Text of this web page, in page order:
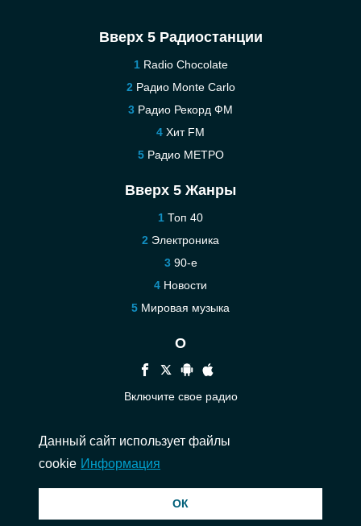
Вверх 5 Радиостанции
Radio Chocolate
Радио Monte Carlo
Радио Рекорд ФМ
Хит FM
Радио МЕТРО
Вверх 5 Жанры
Топ 40
Электроника
90-е
Новости
Мировая музыка
О
Включите свое радио
Связаться
конфиденциальности
Данный сайт использует файлы
cookie Информация
ОК